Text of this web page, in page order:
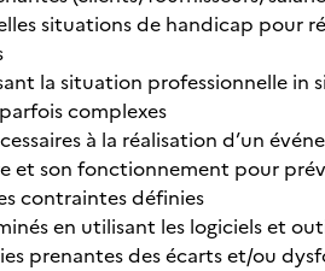
situations de handicap pour
la situation professionnelle in
complexes
à la réalisation d’un
et son fonctionnement pour
contraintes définies
en utilisant les logiciels et
prenantes des écarts et/ou